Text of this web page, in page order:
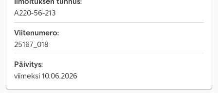
A220-56-213
Viitenumero:
25167_018
Päivitys:
viimeksi 10.06.2026